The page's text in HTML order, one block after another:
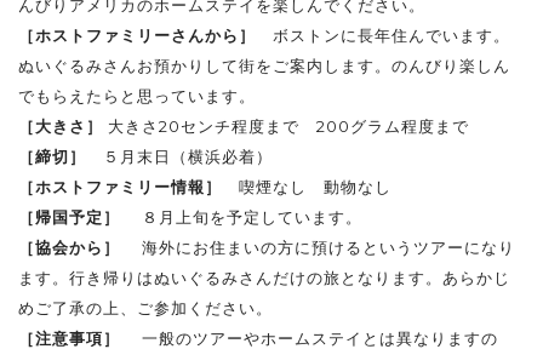
んびりアメリカのホームステイを楽しんでください。
［ホストファミリーさんから］
ボストンに長年住んでいます。
ぬいぐるみさんお預かりして街をご案内します。のんびり楽しん
でもらえたらと思っています。
［大きさ］
大きさ20センチ程度まで 200グラム程度まで
［締切］
５月末日（横浜必着）
［ホストファミリー情報］
喫煙なし 動物なし
［帰国予定］
８月上旬を予定しています。
［協会から］
海外にお住まいの方に預けるというツアーになり
ます。行き帰りはぬいぐるみさんだけの旅となります。あらかじ
めご了承の上、ご参加ください。
［注意事項］
一般のツアーやホームステイとは異なりますの